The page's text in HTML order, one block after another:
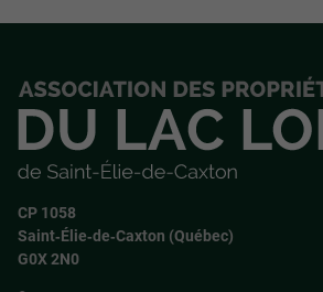
CP 1058
Saint‑Élie‑de‑Caxton (Québec)
G0X 2N0